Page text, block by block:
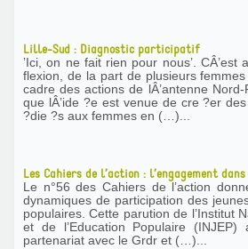
Lille-Sud : Diagnostic participatif
’Ici, on ne fait rien pour nous’. CÂ’est a ? partir de cette re ?
flexion, de la part de plusieurs
cadre des actions de lÂ’antenne
que lÂ’ide ?e est venue de cre ?er
?die ?s aux femmes en (…)...
Les Cahiers de l’action : l’engagement
Le n°56 des Cahiers de l’action
dynamiques de participation des
populaires. Cette parution de l’Institut National de la Jeunesse
et de l’Education Populaire
partenariat avec le Grdr et (…)...